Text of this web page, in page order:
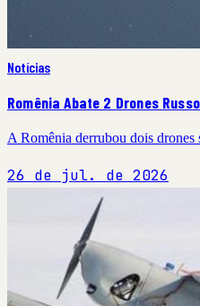
Notícias
Romênia Abate 2 Drones
A Romênia derrubou dois
26 de jul. de 2026